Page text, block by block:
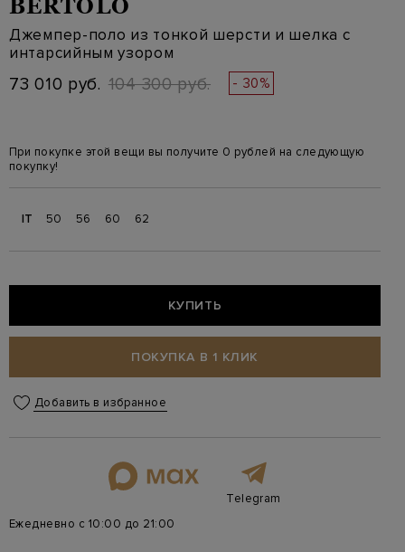
BERTOLO
Джемпер-поло из тонкой шерсти и шелка с
интарсийным узором
73 010 руб. 104 300 руб. - 30%
При покупке этой вещи вы получите 0 рублей на следующую
покупку!
IT 50 56 60 62
КУПИТЬ
ПОКУПКА В 1 КЛИК
Добавить в избранное
Telegram
Ежедневно с 10:00 до 21:00